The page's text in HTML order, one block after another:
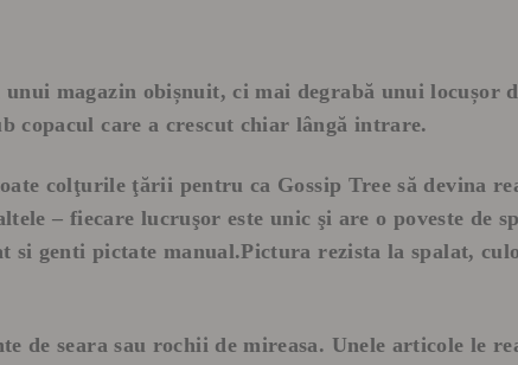
unui magazin obișnuit, ci mai degrabă unui
copacul care a crescut chiar lângă intrare.
colţurile ţării pentru ca Gossip Tree să devina
– fiecare lucruşor este unic şi are o poveste de
si genti pictate manual.Pictura rezista la spalat,
de seara sau rochii de mireasa. Unele articole le